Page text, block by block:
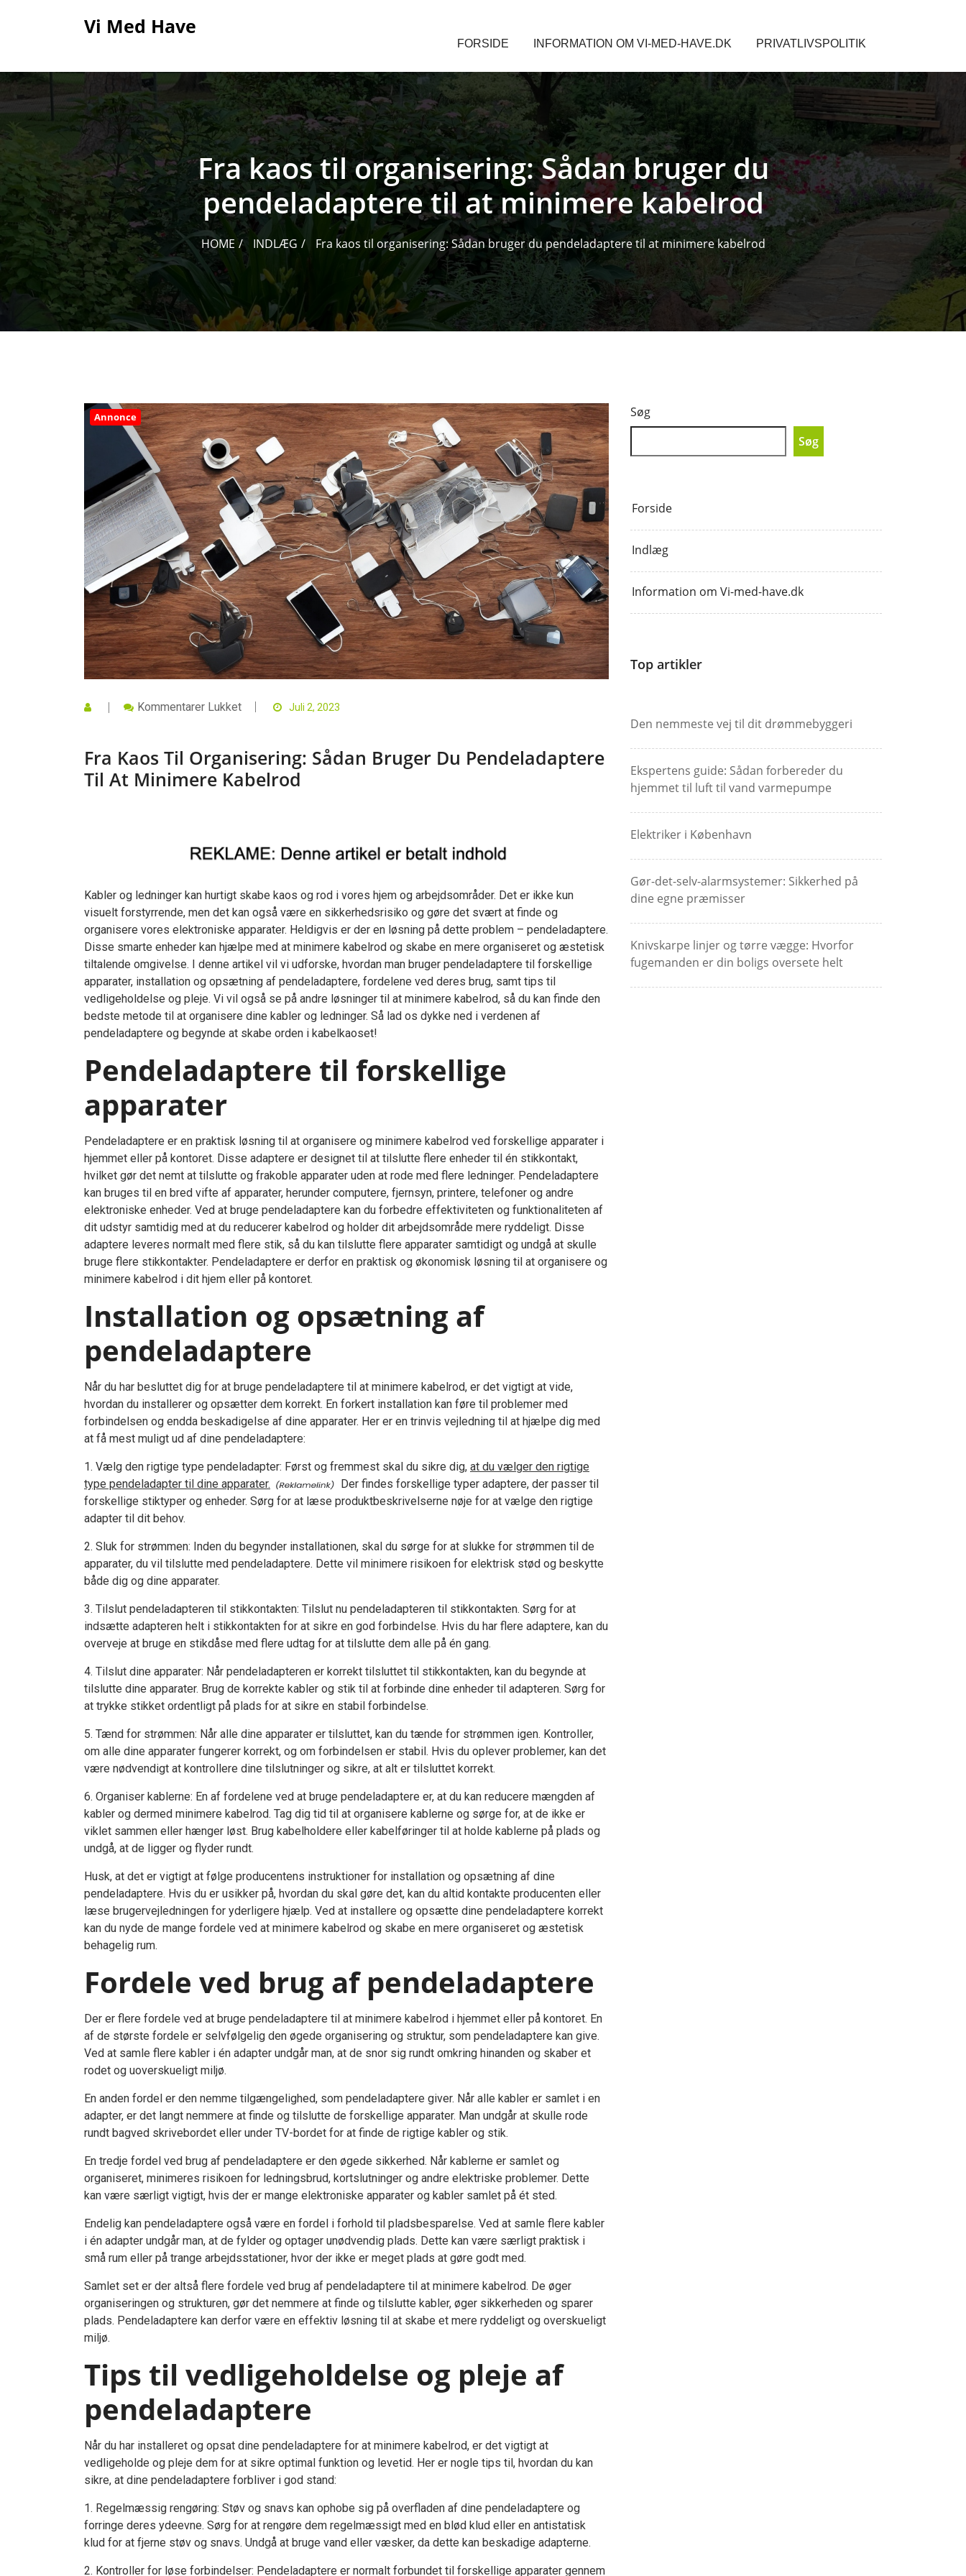
Vi Med Have
FORSIDE INFORMATION OM VI-MED-HAVE.DK PRIVATLIVSPOLITIK
Fra kaos til organisering: Sådan bruger du
pendeladaptere til at minimere kabelrod
HOME INDLÆG Fra kaos til organisering: Sådan bruger du pendeladaptere til at minimere kabelrod
Annonce
Kommentarer LukketTil
Organisering:
Sådan
Bruger
Du
Kabelrod
Juli 2, 2023
Fra Kaos Til Organisering: Sådan Bruger Du Pendeladaptere
Til At Minimere Kabelrod
Kabler og ledninger kan hurtigt skabe kaos og rod i vores hjem og arbejdsområder. Det er ikke kun
visuelt forstyrrende, men det kan også være en sikkerhedsrisiko og gøre det svært at finde og
organisere vores elektroniske apparater. Heldigvis er der en løsning på dette problem – pendeladaptere.
Disse smarte enheder kan hjælpe med at minimere kabelrod og skabe en mere organiseret og æstetisk
tiltalende omgivelse. I denne artikel vil vi udforske, hvordan man bruger pendeladaptere til forskellige
apparater, installation og opsætning af pendeladaptere, fordelene ved deres brug, samt tips til
vedligeholdelse og pleje. Vi vil også se på andre løsninger til at minimere kabelrod, så du kan finde den
bedste metode til at organisere dine kabler og ledninger. Så lad os dykke ned i verdenen af
pendeladaptere og begynde at skabe orden i kabelkaoset!
Pendeladaptere til forskellige
apparater
Pendeladaptere er en praktisk løsning til at organisere og minimere kabelrod ved forskellige apparater i
hjemmet eller på kontoret. Disse adaptere er designet til at tilslutte flere enheder til én stikkontakt,
hvilket gør det nemt at tilslutte og frakoble apparater uden at rode med flere ledninger. Pendeladaptere
kan bruges til en bred vifte af apparater, herunder computere, fjernsyn, printere, telefoner og andre
elektroniske enheder. Ved at bruge pendeladaptere kan du forbedre effektiviteten og funktionaliteten af
dit udstyr samtidig med at du reducerer kabelrod og holder dit arbejdsområde mere ryddeligt. Disse
adaptere leveres normalt med flere stik, så du kan tilslutte flere apparater samtidigt og undgå at skulle
bruge flere stikkontakter. Pendeladaptere er derfor en praktisk og økonomisk løsning til at organisere og
minimere kabelrod i dit hjem eller på kontoret.
Installation og opsætning af
pendeladaptere
Når du har besluttet dig for at bruge pendeladaptere til at minimere kabelrod, er det vigtigt at vide,
hvordan du installerer og opsætter dem korrekt. En forkert installation kan føre til problemer med
forbindelsen og endda beskadigelse af dine apparater. Her er en trinvis vejledning til at hjælpe dig med
at få mest muligt ud af dine pendeladaptere:
1. Vælg den rigtige type pendeladapter: Først og fremmest skal du sikre dig, at du vælger den rigtige
type pendeladapter til dine apparater.
Der findes forskellige typer adaptere, der passer til
forskellige stiktyper og enheder. Sørg for at læse produktbeskrivelserne nøje for at vælge den rigtige
adapter til dit behov.
2. Sluk for strømmen: Inden du begynder installationen, skal du sørge for at slukke for strømmen til de
apparater, du vil tilslutte med pendeladaptere. Dette vil minimere risikoen for elektrisk stød og beskytte
både dig og dine apparater.
3. Tilslut pendeladapteren til stikkontakten: Tilslut nu pendeladapteren til stikkontakten. Sørg for at
indsætte adapteren helt i stikkontakten for at sikre en god forbindelse. Hvis du har flere adaptere, kan du
overveje at bruge en stikdåse med flere udtag for at tilslutte dem alle på én gang.
4. Tilslut dine apparater: Når pendeladapteren er korrekt tilsluttet til stikkontakten, kan du begynde at
tilslutte dine apparater. Brug de korrekte kabler og stik til at forbinde dine enheder til adapteren. Sørg for
at trykke stikket ordentligt på plads for at sikre en stabil forbindelse.
5. Tænd for strømmen: Når alle dine apparater er tilsluttet, kan du tænde for strømmen igen. Kontroller,
om alle dine apparater fungerer korrekt, og om forbindelsen er stabil. Hvis du oplever problemer, kan det
være nødvendigt at kontrollere dine tilslutninger og sikre, at alt er tilsluttet korrekt.
6. Organiser kablerne: En af fordelene ved at bruge pendeladaptere er, at du kan reducere mængden af
kabler og dermed minimere kabelrod. Tag dig tid til at organisere kablerne og sørge for, at de ikke er
viklet sammen eller hænger løst. Brug kabelholdere eller kabelføringer til at holde kablerne på plads og
undgå, at de ligger og flyder rundt.
Husk, at det er vigtigt at følge producentens instruktioner for installation og opsætning af dine
pendeladaptere. Hvis du er usikker på, hvordan du skal gøre det, kan du altid kontakte producenten eller
læse brugervejledningen for yderligere hjælp. Ved at installere og opsætte dine pendeladaptere korrekt
kan du nyde de mange fordele ved at minimere kabelrod og skabe en mere organiseret og æstetisk
behagelig rum.
Fordele ved brug af pendeladaptere
Der er flere fordele ved at bruge pendeladaptere til at minimere kabelrod i hjemmet eller på kontoret. En
af de største fordele er selvfølgelig den øgede organisering og struktur, som pendeladaptere kan give.
Ved at samle flere kabler i én adapter undgår man, at de snor sig rundt omkring hinanden og skaber et
rodet og uoverskueligt miljø.
En anden fordel er den nemme tilgængelighed, som pendeladaptere giver. Når alle kabler er samlet i en
adapter, er det langt nemmere at finde og tilslutte de forskellige apparater. Man undgår at skulle rode
rundt bagved skrivebordet eller under TV-bordet for at finde de rigtige kabler og stik.
En tredje fordel ved brug af pendeladaptere er den øgede sikkerhed. Når kablerne er samlet og
organiseret, minimeres risikoen for ledningsbrud, kortslutninger og andre elektriske problemer. Dette
kan være særligt vigtigt, hvis der er mange elektroniske apparater og kabler samlet på ét sted.
Endelig kan pendeladaptere også være en fordel i forhold til pladsbesparelse. Ved at samle flere kabler
i én adapter undgår man, at de fylder og optager unødvendig plads. Dette kan være særligt praktisk i
små rum eller på trange arbejdsstationer, hvor der ikke er meget plads at gøre godt med.
Samlet set er der altså flere fordele ved brug af pendeladaptere til at minimere kabelrod. De øger
organiseringen og strukturen, gør det nemmere at finde og tilslutte kabler, øger sikkerheden og sparer
plads. Pendeladaptere kan derfor være en effektiv løsning til at skabe et mere ryddeligt og overskueligt
miljø.
Tips til vedligeholdelse og pleje af
pendeladaptere
Når du har installeret og opsat dine pendeladaptere for at minimere kabelrod, er det vigtigt at
vedligeholde og pleje dem for at sikre optimal funktion og levetid. Her er nogle tips til, hvordan du kan
sikre, at dine pendeladaptere forbliver i god stand:
1. Regelmæssig rengøring: Støv og snavs kan ophobe sig på overfladen af dine pendeladaptere og
forringe deres ydeevne. Sørg for at rengøre dem regelmæssigt med en blød klud eller en antistatisk
klud for at fjerne støv og snavs. Undgå at bruge vand eller væsker, da dette kan beskadige adapterne.
2. Kontroller for løse forbindelser: Pendeladaptere er normalt forbundet til forskellige apparater gennem
Søg
Søg
Forside
Indlæg
Information om Vi-med-have.dk
Top artikler
Den nemmeste vej til dit drømmebyggeri
Ekspertens guide: Sådan forbereder du
hjemmet til luft til vand varmepumpe
Elektriker i København
Gør-det-selv-alarmsystemer: Sikkerhed på
dine egne præmisser
Knivskarpe linjer og tørre vægge: Hvorfor
fugemanden er din boligs oversete helt